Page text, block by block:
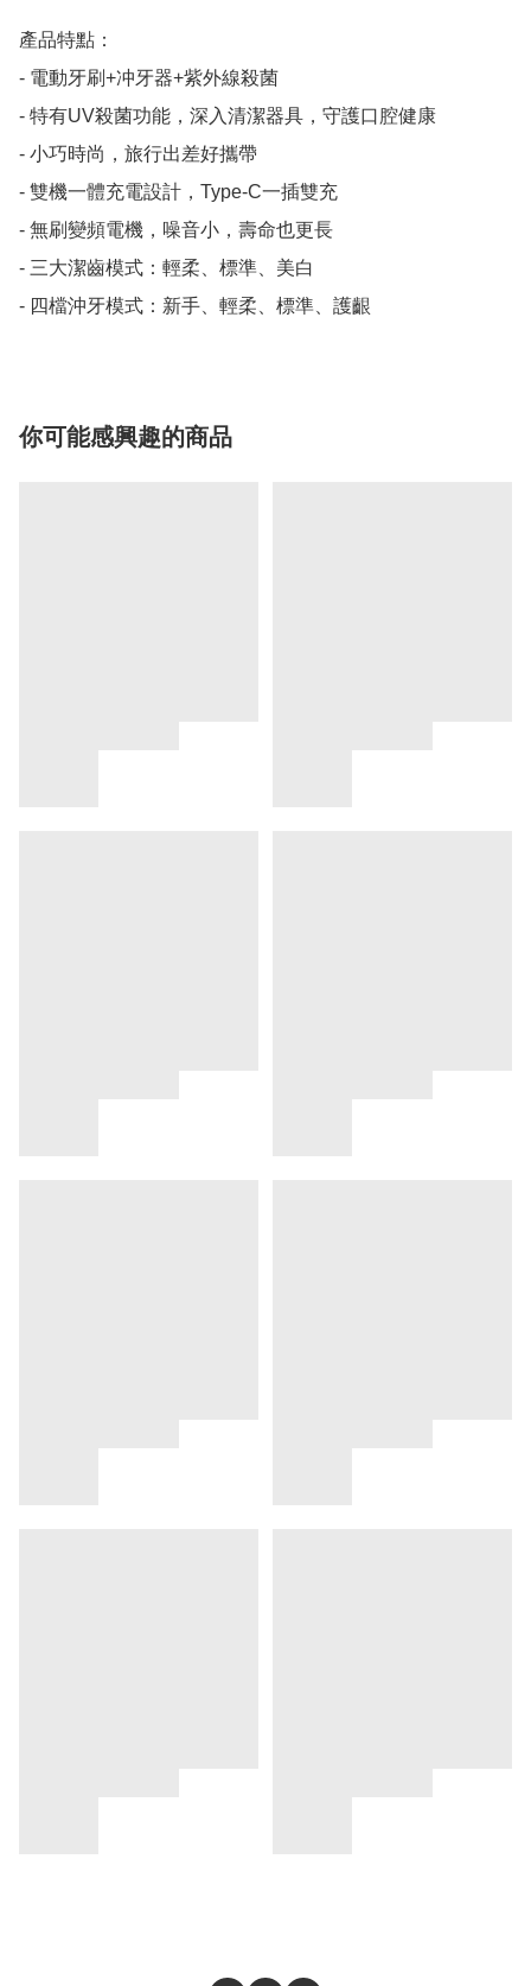
產品特點：
- 電動牙刷+冲牙器+紫外線殺菌
- 特有UV殺菌功能，深入清潔器具，守護口腔健康
- 小巧時尚，旅行出差好攜帶
- 雙機一體充電設計，Type-C一插雙充
- 無刷變頻電機，噪音小，壽命也更長
- 三大潔齒模式：輕柔、標準、美白
- 四檔沖牙模式：新手、輕柔、標準、護齦
你可能感興趣的商品